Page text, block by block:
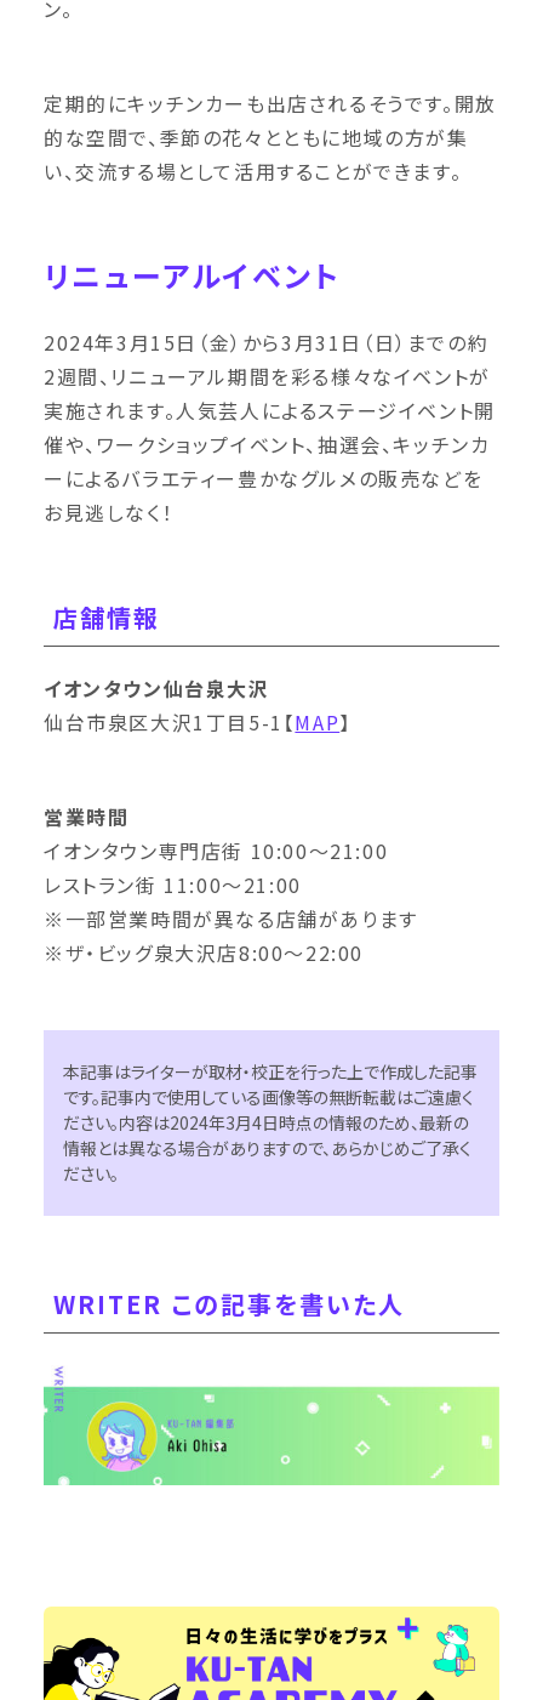
ン。
定期的にキッチンカーも出店されるそうです。開放
的な空間で、季節の花々とともに地域の方が集
い、交流する場として活用することができます。
リニューアルイベント
2024年3月15日（金）から3月31日（日）までの約
2週間、リニューアル期間を彩る様々なイベントが
実施されます。人気芸人によるステージイベント開
催や、ワークショップイベント、抽選会、キッチンカ
ーによるバラエティー豊かなグルメの販売などを
お見逃しなく！
店舗情報
イオンタウン仙台泉大沢
仙台市泉区大沢1丁目5-1【MAP】
営業時間
イオンタウン専門店街 10:00〜21:00
レストラン街 11:00〜21:00
※一部営業時間が異なる店舗があります
※ザ・ビッグ泉大沢店8:00〜22:00
本記事はライターが取材・校正を行った上で作成した記事
です。記事内で使用している画像等の無断転載はご遠慮く
ださい。内容は2024年3月4日時点の情報のため、最新の
情報とは異なる場合がありますので、あらかじめご了承く
ださい。
WRITER この記事を書いた人